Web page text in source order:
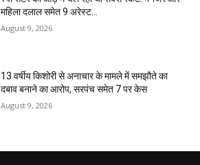
महिला दलाल समेत 9 अरेस्ट…
August 9, 2026
13 वर्षीय किशोरी से अनाचार के मामले में समझौते का
दबाव बनाने का आरोप, सरपंच समेत 7 पर केस
August 9, 2026